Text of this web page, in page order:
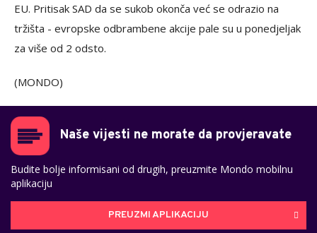
EU. Pritisak SAD da se sukob okonča već se odrazio na
tržišta - evropske odbrambene akcije pale su u ponedjeljak
za više od 2 odsto.
(MONDO)
Naše vijesti ne morate da provjeravate
Budite bolje informisani od drugih, preuzmite Mondo mobilnu
aplikaciju
PREUZMI APLIKACIJU